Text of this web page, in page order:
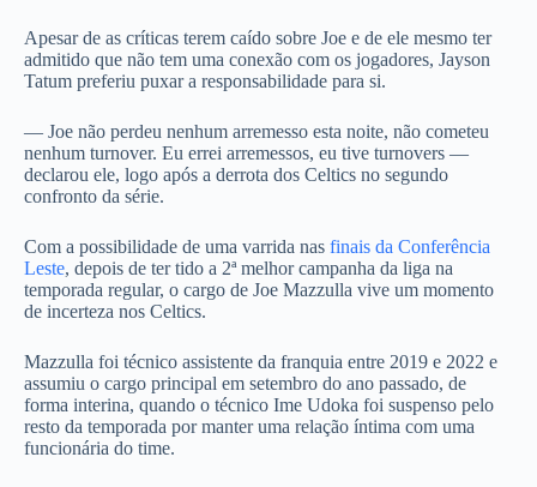
Apesar de as críticas terem caído sobre Joe e de ele mesmo ter
admitido que não tem uma conexão com os jogadores, Jayson
Tatum preferiu puxar a responsabilidade para si.
— Joe não perdeu nenhum arremesso esta noite, não cometeu
nenhum turnover. Eu errei arremessos, eu tive turnovers —
declarou ele, logo após a derrota dos Celtics no segundo
confronto da série.
Com a possibilidade de uma varrida nas finais da Conferência
Leste, depois de ter tido a 2ª melhor campanha da liga na
temporada regular, o cargo de Joe Mazzulla vive um momento
de incerteza nos Celtics.
Mazzulla foi técnico assistente da franquia entre 2019 e 2022 e
assumiu o cargo principal em setembro do ano passado, de
forma interina, quando o técnico Ime Udoka foi suspenso pelo
resto da temporada por manter uma relação íntima com uma
funcionária do time.